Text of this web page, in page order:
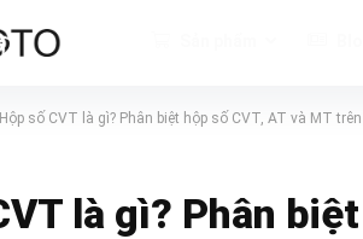
Hộp số CVT là gì? Phân biệt hộp số CVT, AT và MT
là gì? Phân